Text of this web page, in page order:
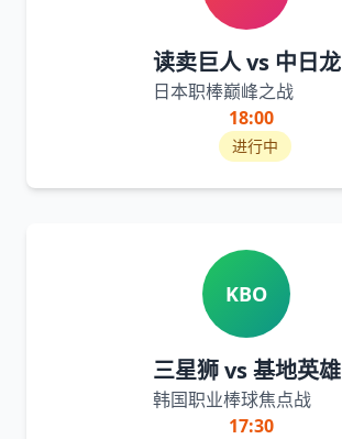
读卖巨人 vs 中日龙
日本职棒巅峰之战
18:00
进行中
KBO
三星狮 vs 基地英雄
韩国职业棒球焦点战
17:30